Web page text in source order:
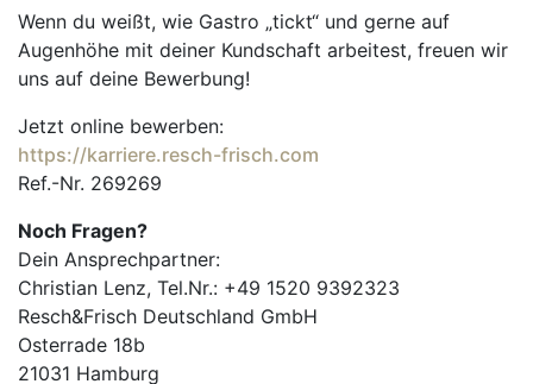
Wenn du weißt, wie Gastro „tickt“ und gerne auf
Augenhöhe mit deiner Kundschaft arbeitest, freuen wir
uns auf deine Bewerbung!
Jetzt online bewerben:
https://karriere.resch-frisch.com
Ref.-Nr. 269269
Noch Fragen?
Dein Ansprechpartner:
Christian Lenz, Tel.Nr.: +49 1520 9392323
Resch&Frisch Deutschland GmbH
Osterrade 18b
21031 Hamburg